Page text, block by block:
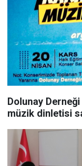
Dolunay
müzik dinletisi